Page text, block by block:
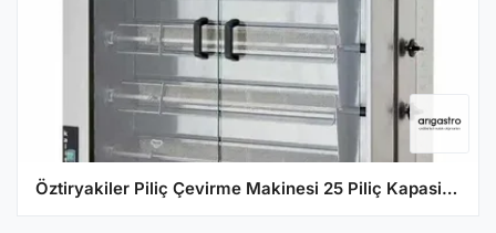
Öztiryakiler Piliç Çevirme Makinesi 25 Piliç Kapasiteli Gazlı